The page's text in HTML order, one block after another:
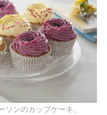
ソンのカップケーキ。